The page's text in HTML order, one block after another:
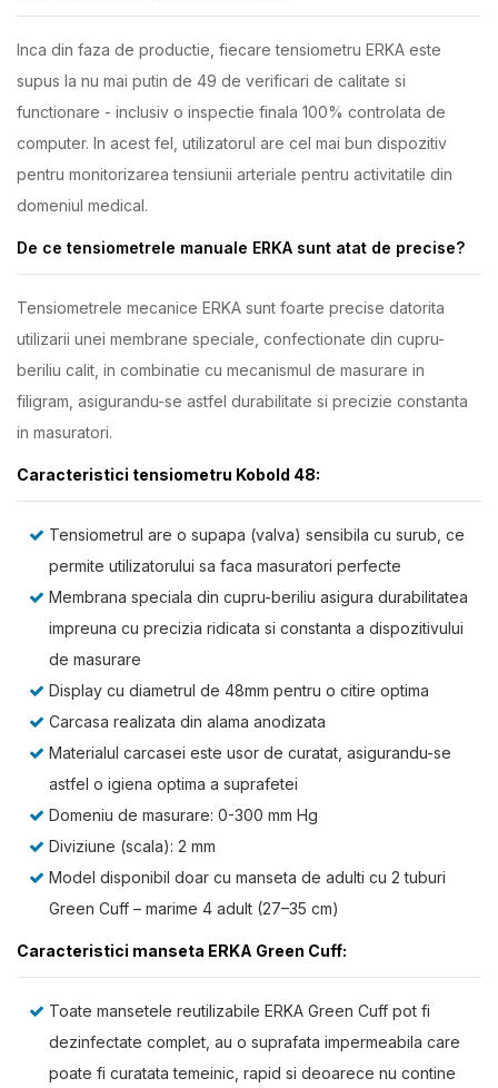
Inca din faza de productie, fiecare tensiometru ERKA este
supus la nu mai putin de 49 de verificari de calitate si
functionare - inclusiv o inspectie finala 100% controlata de
computer. In acest fel, utilizatorul are cel mai bun dispozitiv
pentru monitorizarea tensiunii arteriale pentru activitatile din
domeniul medical.
De ce tensiometrele manuale ERKA sunt atat de precise?
Tensiometrele mecanice ERKA sunt foarte precise datorita
utilizarii unei membrane speciale, confectionate din cupru-
beriliu calit, in combinatie cu mecanismul de masurare in
filigram, asigurandu-se astfel durabilitate si precizie constanta
in masuratori.
Caracteristici tensiometru Kobold 48:
Tensiometrul are o supapa (valva) sensibila cu surub, ce
permite utilizatorului sa faca masuratori perfecte
Membrana speciala din cupru-beriliu asigura durabilitatea
impreuna cu precizia ridicata si constanta a dispozitivului
de masurare
Display cu diametrul de 48mm pentru o citire optima
Carcasa realizata din alama anodizata
Materialul carcasei este usor de curatat, asigurandu-se
astfel o igiena optima a suprafetei
Domeniu de masurare: 0-300 mm Hg
Diviziune (scala): 2 mm
Model disponibil doar cu manseta de adulti cu 2 tuburi
Green Cuff – marime 4 adult (27–35 cm)
Caracteristici manseta ERKA Green Cuff:
Toate mansetele reutilizabile ERKA Green Cuff pot fi
dezinfectate complet, au o suprafata impermeabila care
poate fi curatata temeinic, rapid si deoarece nu contine